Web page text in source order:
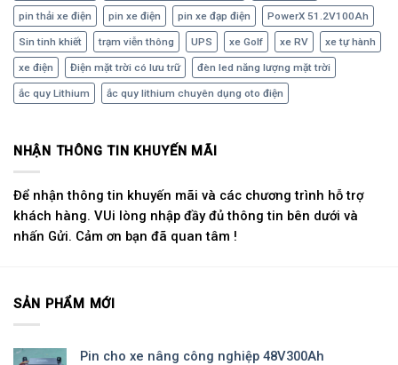
pin thải xe điện pin xe điện pin xe đạp điện PowerX 51.2V100Ah
Sin tinh khiết trạm viễn thông UPS xe Golf xe RV xe tự hành
xe điện Điện mặt trời có lưu trữ đèn led năng lượng mặt trời
ắc quy Lithium ắc quy lithium chuyên dụng oto điện
NHẬN THÔNG TIN KHUYẾN MÃI
Để nhận thông tin khuyến mãi và các chương trình hỗ trợ
khách hàng. VUi lòng nhập đầy đủ thông tin bên dưới và
nhấn Gửi. Cảm ơn bạn đã quan tâm !
SẢN PHẨM MỚI
Pin cho xe nâng công nghiệp 48V300Ah